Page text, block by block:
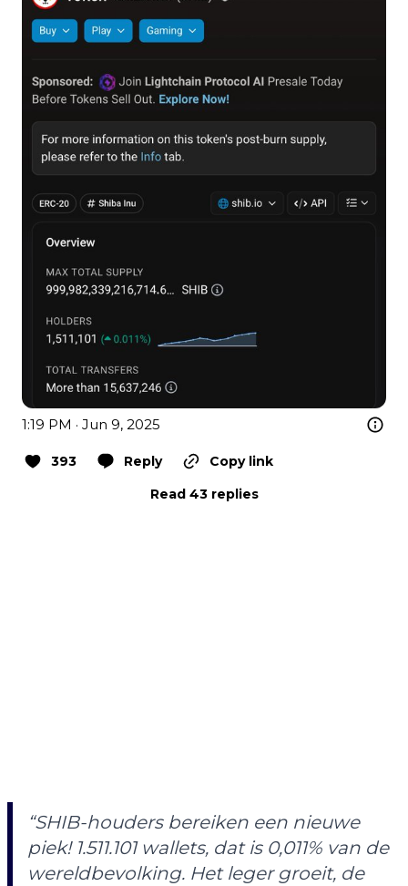
1:19 PM · Jun 9, 2025
393 Reply
Copy link
Read 43 replies
“SHIB-houders bereiken een nieuwe
piek! 1.511.101 wallets, dat is 0,011% van de
wereldbevolking. Het leger groeit, de